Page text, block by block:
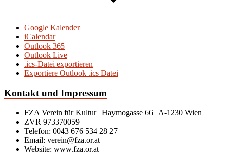
Google Kalender
iCalendar
Outlook 365
Outlook Live
.ics-Datei exportieren
Exportiere Outlook .ics Datei
Kontakt und Impressum
FZA Verein für Kultur | Haymogasse 66 | A-1230 Wien
ZVR 973370059
Telefon: 0043 676 534 28 27
Email: verein@fza.or.at
Website: www.fza.or.at